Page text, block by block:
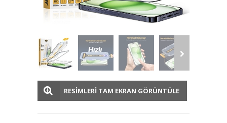
RESİMLERİ TAM EKRAN GÖRÜNTÜLE